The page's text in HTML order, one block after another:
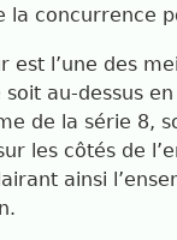
la concurrence
est l’une des
soit au-dessus
de la série 8,
les côtés de
ainsi